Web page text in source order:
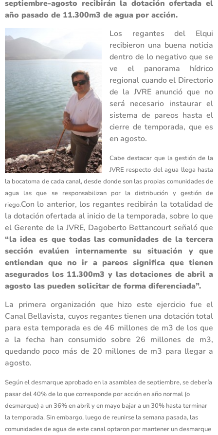
septiembre-agosto recibirán la dotación ofertada el
año pasado de 11.300m3 de agua por acción.
Los regantes del Elqui
recibieron una buena noticia
dentro de lo negativo que se
ve el panorama hídrico
regional cuando el Directorio
de la JVRE anunció que no
será necesario instaurar el
sistema de pareos hasta el
cierre de temporada, que es
en agosto.
Cabe destacar que la gestión de la
JVRE respecto del agua llega hasta
la bocatoma de cada canal, desde donde son las propias comunidades de
agua las que se responsabilizan por la distribución y gestión de
riego.Con lo anterior, los regantes recibirán la totalidad de
la dotación ofertada al inicio de la temporada, sobre lo que
el Gerente de la JVRE, Dagoberto Bettancourt señaló que
“la idea es que todas las comunidades de la tercera
sección evalúen internamente su situación y que
entiendan que no ir a pareos significa que tienen
asegurados los 11.300m3 y las dotaciones de abril a
agosto las pueden solicitar de forma diferenciada”.
La primera organización que hizo este ejercicio fue el
Canal Bellavista, cuyos regantes tienen una dotación total
para esta temporada es de 46 millones de m3 de los que
a la fecha han consumido sobre 26 millones de m3,
quedando poco más de 20 millones de m3 para llegar a
agosto.
Según el desmarque aprobado en la asamblea de septiembre, se debería
pasar del 40% de lo que corresponde por acción en año normal (o
desmarque) a un 36% en abril y en mayo bajar a un 30% hasta terminar
la temporada. Sin embargo, luego de reunirse la semana pasada, las
comunidades de agua de este canal optaron por mantener un desmarque